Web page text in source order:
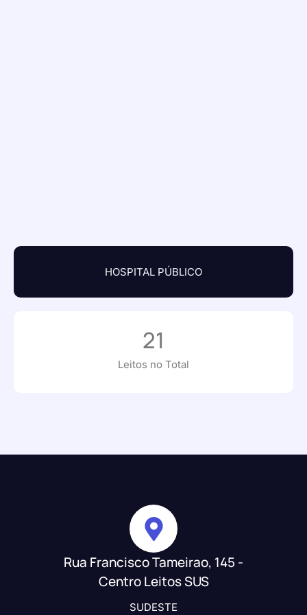
HOSPITAL PÚBLICO
Leitos no Total
21
Rua Francisco Tameirao, 145 -
Centro Leitos SUS
SUDESTE